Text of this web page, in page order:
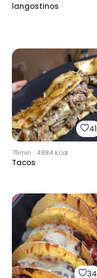
langostinos
41
75min · 4884 kcal
Tacos
34